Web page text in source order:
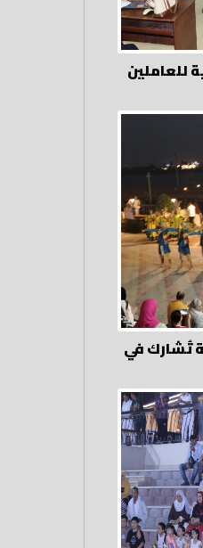
للعاملين
تُشارك في